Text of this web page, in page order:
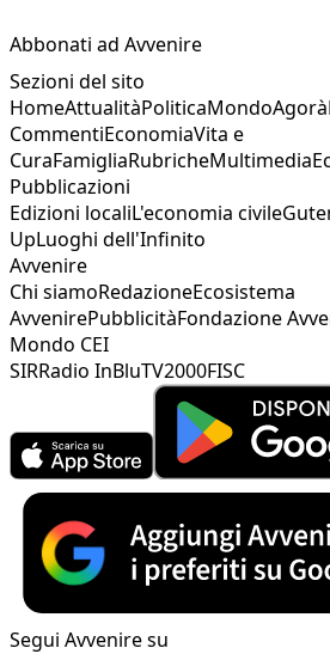
Abbonati ad Avvenire
Sezioni del sito
HomeAttualitàPoliticaMondoAgorà
CommentiEconomiaVita e
CuraFamigliaRubricheMultimedia
Pubblicazioni
Edizioni localiL'economia civile
UpLuoghi dell'Infinito
Avvenire
Chi siamoRedazioneEcosistema
AvvenirePubblicitàFondazione
Mondo CEI
SIRRadio InBluTV2000FISC
Segui Avvenire su